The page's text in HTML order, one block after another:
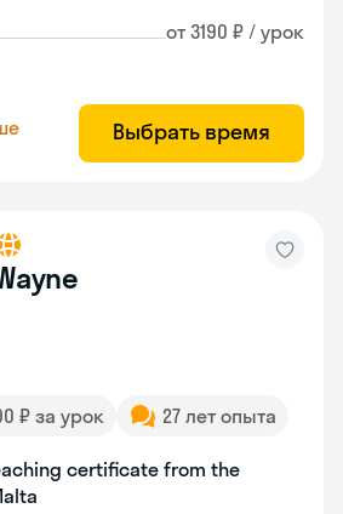
от 3190 ₽ / урок
Выбрать время
₽ за урок 27 лет опыта
certificate from the